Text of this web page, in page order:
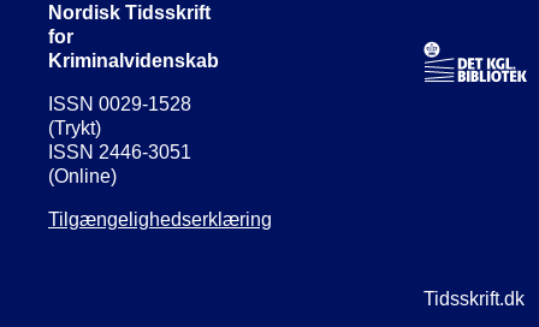
Nordisk Tidsskrift
for
Kriminalvidenskab
ISSN 0029-1528
(Trykt)
ISSN 2446-3051
(Online)
Tilgængelighedserklæring